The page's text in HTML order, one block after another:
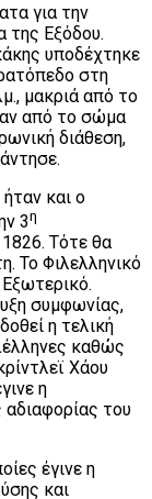
για την
της Εξόδου.
υποδέχτηκε
στη
μακριά από το
από το σώμα
διάθεση,
και ο
3η
Τότε θα
Το Φιλελληνικό
συμφωνίας,
η τελική
καθώς
Χάου
η
αδιαφορίας του
έγινε η
και